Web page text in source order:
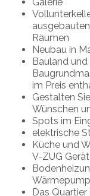
Räumen
Neubau in
Bauland
im Preis
Gestalten
Wünschen
Spots im
elektrische
Küche und
V-ZUG
Das